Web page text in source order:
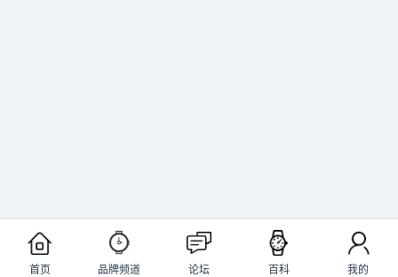
首页 品牌频道 论坛 百科 我的